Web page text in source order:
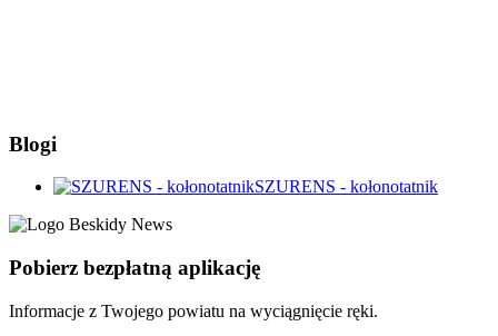
Blogi
SZURENS - kołonotatnik
Pobierz bezpłatną aplikację
Informacje z Twojego powiatu na wyciągnięcie ręki.